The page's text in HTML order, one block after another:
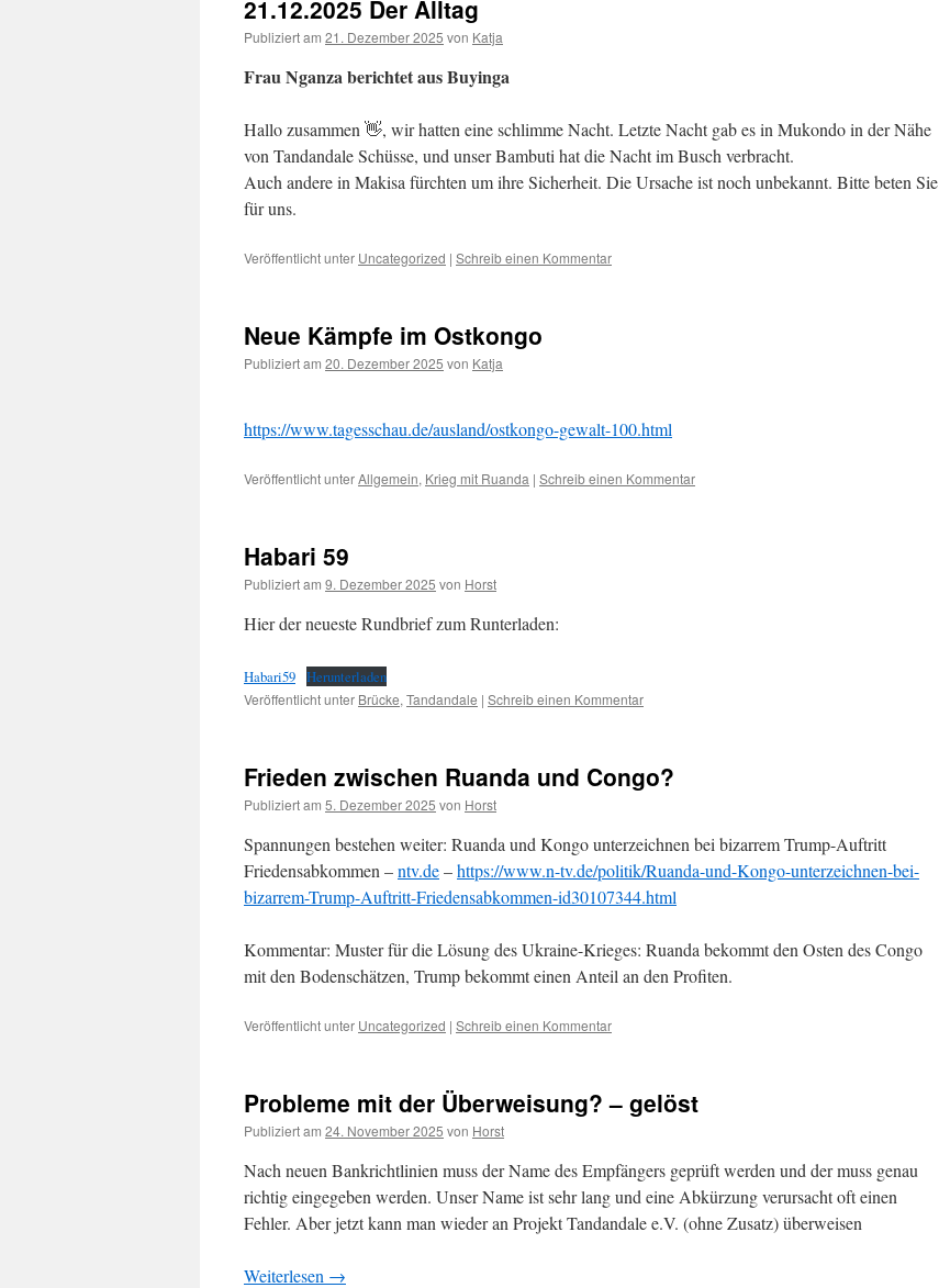
21.12.2025 Der Alltag
Publiziert am 21. Dezember 2025 von Katja
Frau Nganza berichtet aus Buyinga
Hallo zusammen 👋, wir hatten eine schlimme Nacht. Letzte Nacht gab es in Mukondo in der Nähe
von Tandandale Schüsse, und unser Bambuti hat die Nacht im Busch verbracht.
Auch andere in Makisa fürchten um ihre Sicherheit. Die Ursache ist noch unbekannt. Bitte beten Sie
für uns.
Veröffentlicht unter Uncategorized | Schreib einen Kommentar
Neue Kämpfe im Ostkongo
Publiziert am 20. Dezember 2025 von Katja
https://www.tagesschau.de/ausland/ostkongo-gewalt-100.html
Veröffentlicht unterAllgemein, Krieg mit Ruanda | Schreib einen Kommentar
Habari 59
Publiziert am 9. Dezember 2025 von Horst
Hier der neueste Rundbrief zum Runterladen:
Habari59 Herunterladen
Veröffentlicht unter Brücke, Tandandale | Schreib einen Kommentar
Frieden zwischen Ruanda und Congo?
Publiziert am 5. Dezember 2025 von Horst
Spannungen bestehen weiter: Ruanda und Kongo unterzeichnen bei bizarrem Trump-Auftritt
Friedensabkommen –ntv.de–https://www.n-tv.de/politik/Ruanda-und-Kongo-unterzeichnen-bei-
bizarrem-Trump-Auftritt-Friedensabkommen-id30107344.html
Kommentar: Muster für die Lösung des Ukraine-Krieges: Ruanda bekommt den Osten des Congo
mit den Bodenschätzen, Trump bekommt einen Anteil an den Profiten.
Veröffentlicht unter Uncategorized | Schreib einen Kommentar
Probleme mit der Überweisung? – gelöst
Publiziert am 24. November 2025 von Horst
Nach neuen Bankrichtlinien muss der Name des Empfängers geprüft werden und der muss genau
richtig eingegeben werden. Unser Name ist sehr lang und eine Abkürzung verur­sacht oft einen
Fehler. Aber jetzt kann man wieder an Projekt Tandandale e.V. (ohne Zusatz) überweisen
Weiterlesen →